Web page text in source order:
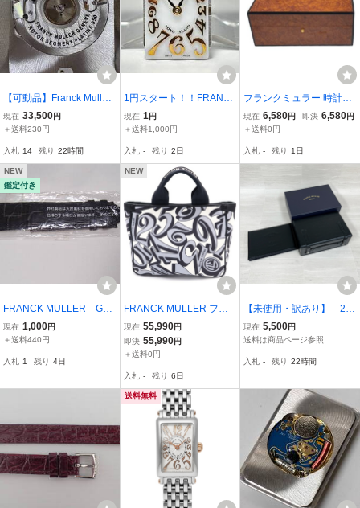
【可動品】Franck Muller
フランクミュラー 自動巻
き ムーブメント ベース E
749②
現在 33,500円
＋送料230円
入札 14 残り 22時間
1円スタート！！FRANC
K MULLER フランク・
ミュラー 802用 シェ
ント！！ガラス付き！！
現在 1 円
＋送料1,000円
入札 - 残り 2日
フランクミュラー 時計用
空箱 時計用 箱 ボッ
クス BOX 時計ケー
RANCK MULLER 【中
現在 6,580円 即決 6,580円
＋送料0円
入札 - 残り 1日
NEW
鑑定付き
FRANCK MULLER GE
NEVE 黒 24mm
現在 1,000円
＋送料440円
入札 1 残り 4日
NEW
FRANCK MULLER フラ
ンクミュラー ビザンデプ
ス 3Dシャドウデザイン
トートバッグ ブラック/グ
現在 55,990円
即決 55,990円
＋送料0円
入札 - 残り 6日
【未使用・訳あり】 26
0804-4 FRANCK MULL
ER/フランクミュラー 純
箱 クロコ型押し ギャ
現在 5,500円
送料は商品ページ参照
入札 - 残り 22時間
送料無料